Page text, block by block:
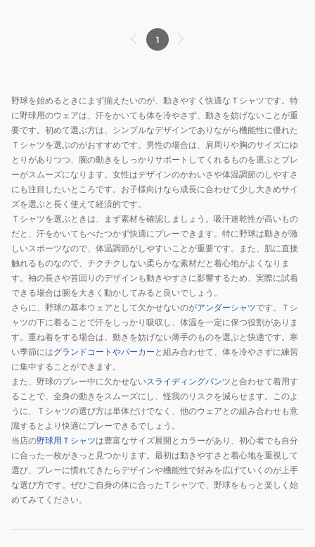
ソ
フ
ト
バ
ン
ク
ホ
ー
ク
ス
24
栗
原
陵
矢
458266103
1
野球を始めるときにまず揃えたいのが、動きやすく快適なＴシャツです。特
に野球用のウェアは、汗をかいても体を冷やさず、動きを妨げないことが重
要です。初めて選ぶ方は、シンプルなデザインでありながら機能性に優れた
Ｔシャツを選ぶのがおすすめです。男性の場合は、肩周りや胸のサイズにゆ
とりがありつつ、腕の動きをしっかりサポートしてくれるものを選ぶとプレ
ーがスムーズになります。女性はデザインのかわいさや体温調節のしやすさ
にも注目したいところです。お子様向けなら成長に合わせて少し大きめサイ
ズを選ぶと長く使えて経済的です。
Ｔシャツを選ぶときは、まず素材を確認しましょう。吸汗速乾性が高いもの
だと、汗をかいてもべたつかず快適にプレーできます。特に野球は動きが激
しいスポーツなので、体温調節がしやすいことが重要です。また、肌に直接
触れるものなので、チクチクしない柔らかな素材だと着心地がよくなりま
す。袖の長さや首回りのデザインも動きやすさに影響するため、実際に試着
できる場合は腕を大きく動かしてみると良いでしょう。
さらに、野球の基本ウェアとして欠かせないのがアンダーシャツです。Ｔシ
ャツの下に着ることで汗をしっかり吸収し、体温を一定に保つ役割がありま
す。重ね着をする場合は、動きを妨げない薄手のものを選ぶと快適です。寒
い季節にはグランドコートやパーカー と組み合わせて、体を冷やさずに練習
に集中することができます。
また、野球のプレー中に欠かせないスライディングパンツ と合わせて着用す
ることで、全身の動きをスムーズにし、怪我のリスクを減らせます。このよ
うに、Ｔシャツの選び方は単体だけでなく、他のウェアとの組み合わせも意
識するとより快適にプレーできるでしょう。
当店の野球用Ｔシャツは豊富なサイズ展開とカラーがあり、初心者でも自分
に合った一枚がきっと見つかります。最初は動きやすさと着心地を重視して
選び、プレーに慣れてきたらデザインや機能性で好みを広げていくのが上手
な選び方です。ぜひご自身の体に合ったＴシャツで、野球をもっと楽しく始
めてみてください。